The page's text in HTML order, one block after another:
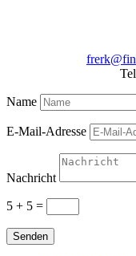
Name
E-Mail-Adresse
Nachricht
5 + 5 =
Senden